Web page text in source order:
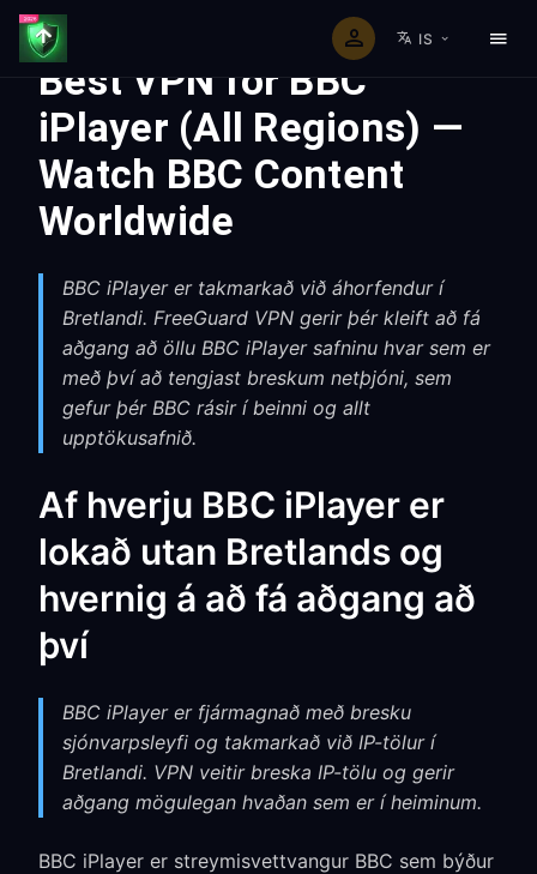
IS
Best VPN for BBC
iPlayer (All Regions) —
Watch BBC Content
Worldwide
BBC iPlayer er takmarkað við áhorfendur í
Bretlandi. FreeGuard VPN gerir þér kleift að fá
aðgang að öllu BBC iPlayer safninu hvar sem er
með því að tengjast breskum netþjóni, sem
gefur þér BBC rásir í beinni og allt
upptökusafnið.
Af hverju BBC iPlayer er
lokað utan Bretlands og
hvernig á að fá aðgang að
því
BBC iPlayer er fjármagnað með bresku
sjónvarpsleyfi og takmarkað við IP-tölur í
Bretlandi. VPN veitir breska IP-tölu og gerir
aðgang mögulegan hvaðan sem er í heiminum.
BBC iPlayer er streymisvettvangur BBC sem býður